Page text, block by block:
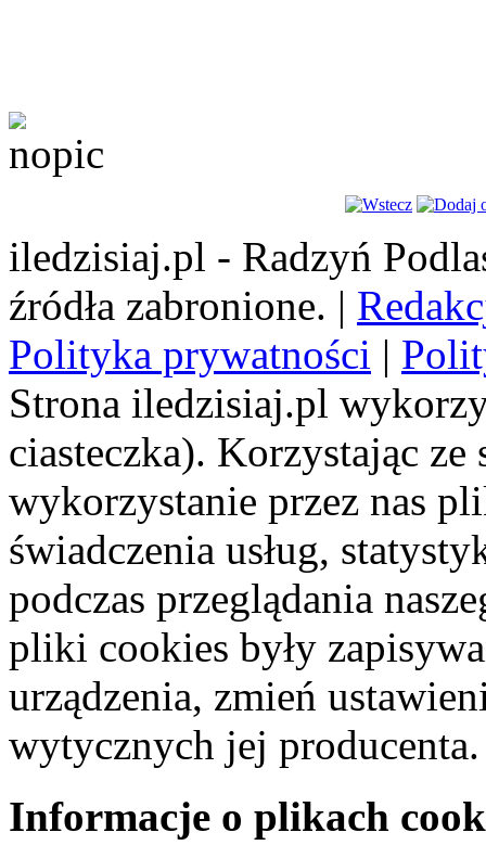
iledzisiaj.pl - Radzyń
źródła zabronione. |
Polityka prywatności |
Strona iledzisiaj.pl
ciasteczka). Korzystając
wykorzystanie przez nas
świadczenia usług,
podczas przeglądania
pliki cookies były
urządzenia, zmień
wytycznych jej producenta.
Informacje o plikach